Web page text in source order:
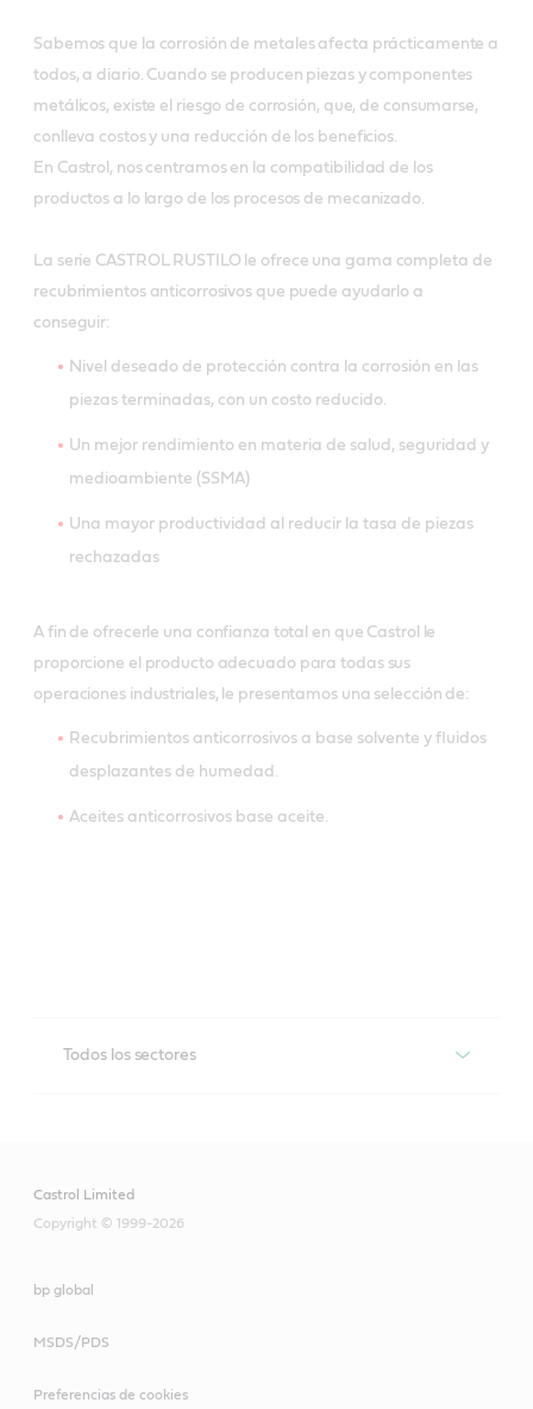
Sabemos que la corrosión de metales afecta prácticamente a
todos, a diario. Cuando se producen piezas y componentes
metálicos, existe el riesgo de corrosión, que, de consumarse,
conlleva costos y una reducción de los beneficios.
En Castrol, nos centramos en la compatibilidad de los
productos a lo largo de los procesos de mecanizado.
La serie CASTROL RUSTILO le ofrece una gama completa de
recubrimientos anticorrosivos que puede ayudarlo a
conseguir:
Nivel deseado de protección contra la corrosión en las
piezas terminadas, con un costo reducido.
Un mejor rendimiento en materia de salud, seguridad y
medioambiente (SSMA)
Una mayor productividad al reducir la tasa de piezas
rechazadas
A fin de ofrecerle una confianza total en que Castrol le
proporcione el producto adecuado para todas sus
operaciones industriales, le presentamos una selección de:
Recubrimientos anticorrosivos a base solvente y fluidos
desplazantes de humedad.
Aceites anticorrosivos base aceite.
Todos los sectores
protección variable para su uso en todos los grados de
superficies ferrosas y de metales no ferrosos.
Castrol Limited
Copyright © 1999-2026
bp global
MSDS/PDS
Preferencias de cookies